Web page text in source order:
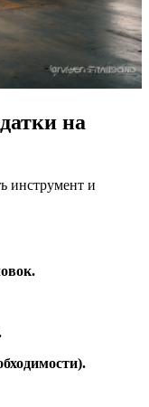
на
инструмент и